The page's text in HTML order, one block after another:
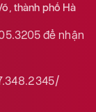
thành phố Hà
để nhận